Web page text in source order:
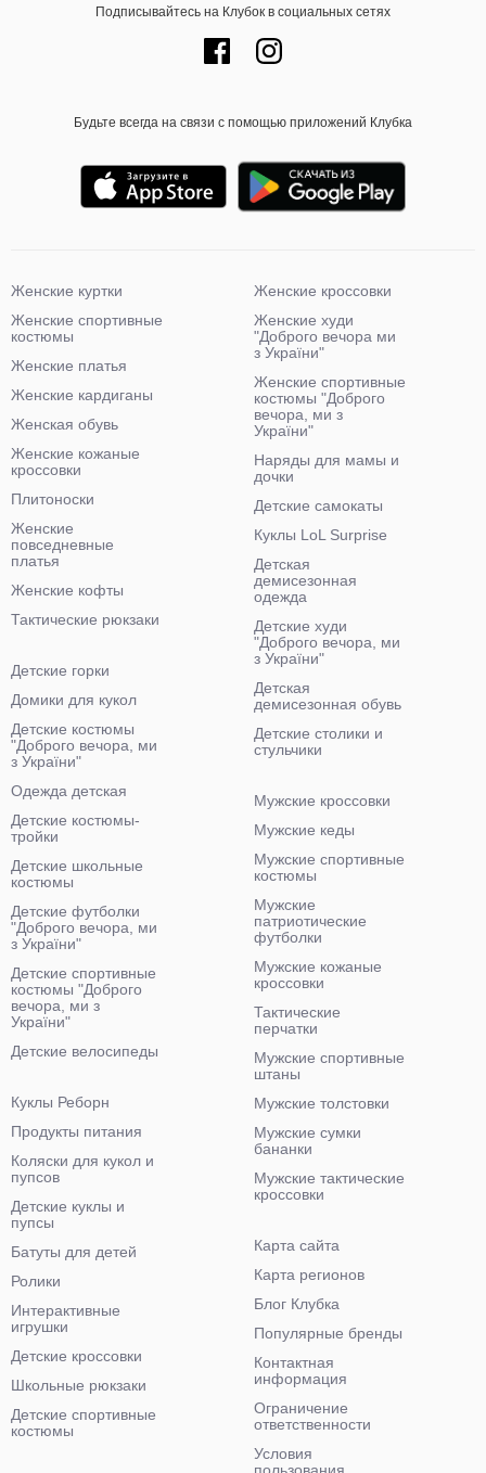
Подписывайтесь на Клубок в социальных сетях
Будьте всегда на связи с помощью приложений Клубка
Женские куртки
Женские спортивные
костюмы
Женские платья
Женские кардиганы
Женская обувь
Женские кожаные
кроссовки
Плитоноски
Женские
повседневные
платья
Женские кофты
Тактические рюкзаки
Женские кроссовки
Женские худи
"Доброго вечора ми
з України"
Женские спортивные
костюмы "Доброго
вечора, ми з
України"
Наряды для мамы и
дочки
Детские самокаты
Куклы LoL Surprise
Детская
демисезонная
одежда
Детские худи
"Доброго вечора, ми
з України"
Детская
демисезонная обувь
Детские столики и
стульчики
Детские горки
Домики для кукол
Детские костюмы
"Доброго вечора, ми
з України"
Одежда детская
Детские костюмы-
тройки
Детские школьные
костюмы
Детские футболки
"Доброго вечора, ми
з України"
Детские спортивные
костюмы "Доброго
вечора, ми з
України"
Детские велосипеды
Мужские кроссовки
Мужские кеды
Мужские спортивные
костюмы
Мужские
патриотические
футболки
Мужские кожаные
кроссовки
Тактические
перчатки
Мужские спортивные
штаны
Мужские толстовки
Мужские сумки
бананки
Мужские тактические
кроссовки
Куклы Реборн
Продукты питания
Коляски для кукол и
пупсов
Детские куклы и
пупсы
Батуты для детей
Ролики
Интерактивные
игрушки
Детские кроссовки
Школьные рюкзаки
Детские спортивные
костюмы
Карта сайта
Карта регионов
Блог Клубка
Популярные бренды
Контактная
информация
Ограничение
ответственности
Условия